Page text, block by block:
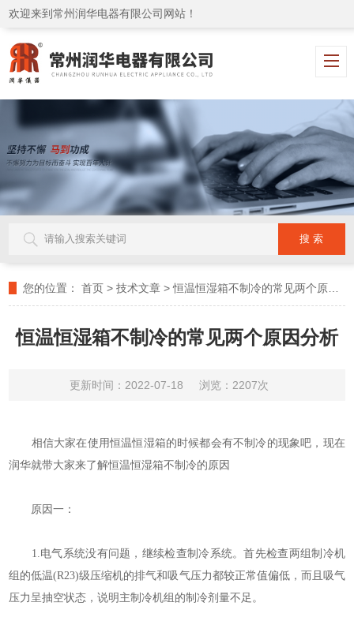
欢迎来到常州润华电器有限公司网站！
您的位置： 首页 >技术文章 >恒温恒湿箱不制冷的常见两个原因分析
恒温恒湿箱不制冷的常见两个原因分析
更新时间：2022-07-18 浏览：2207次
相信大家在使用恒温恒湿箱的时候都会有不制冷的现象吧，现在
润华就带大家来了解恒温恒湿箱不制冷的原因
原因一：
1.电气系统没有问题，继续检查制冷系统。首先检查两组制冷机
组的低温(R23)级压缩机的排气和吸气压力都较正常值偏低，而且吸气
压力呈抽空状态，说明主制冷机组的制冷剂量不足。